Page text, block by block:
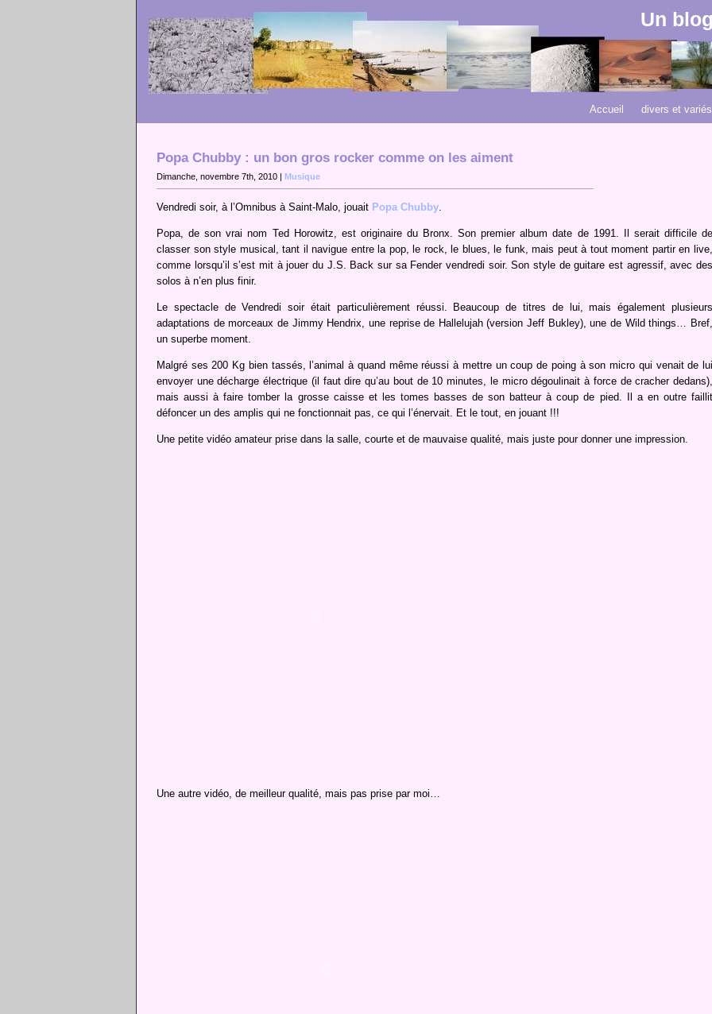
Un
Accueil divers et variés
Popa Chubby : un bon gros rocker comme on les aiment
Dimanche, novembre 7th, 2010 | Musique
Vendredi soir, à l’Omnibus à Saint-Malo, jouait Popa Chubby.
Popa, de son vrai nom Ted Horowitz, est originaire du Bronx. Son premier album date de 1991. Il serait difficile de
classer son style musical, tant il navigue entre la pop, le rock, le blues, le funk, mais peut à tout moment partir en live,
comme lorsqu’il s’est mit à jouer du J.S. Back sur sa Fender vendredi soir. Son style de guitare est agressif, avec des
solos à n’en plus finir.
Le spectacle de Vendredi soir était particulièrement réussi. Beaucoup de titres de lui, mais également plusieurs
adaptations de morceaux de Jimmy Hendrix, une reprise de Hallelujah (version Jeff Bukley), une de Wild things… Bref,
un superbe moment.
Malgré ses 200 Kg bien tassés, l’animal à quand même réussi à mettre un coup de poing à son micro qui venait de lui
envoyer une décharge électrique (il faut dire qu’au bout de 10 minutes, le micro dégoulinait à force de cracher dedans),
mais aussi à faire tomber la grosse caisse et les tomes basses de son batteur à coup de pied. Il a en outre faillit
défoncer un des amplis qui ne fonctionnait pas, ce qui l’énervait. Et le tout, en jouant !!!
Une petite vidéo amateur prise dans la salle, courte et de mauvaise qualité, mais juste pour donner une impression.
Une autre vidéo, de meilleur qualité, mais pas prise par moi…